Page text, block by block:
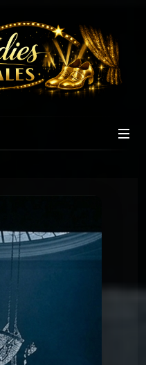
LES CANOTS
18 : REMPLISSEZ LES